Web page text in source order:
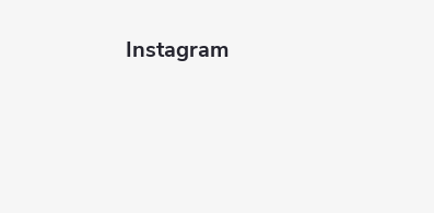
Instagram